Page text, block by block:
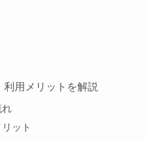
用メリットを解説
れ
ット